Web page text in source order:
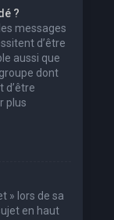
?
messages
d’être
aussi que
dont
d’être
plus
» lors de sa
en haut